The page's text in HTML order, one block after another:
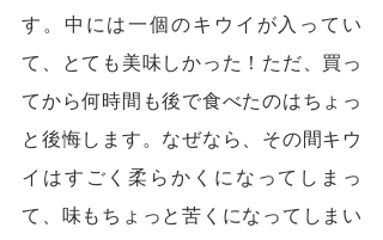
す。中には一個のキウイが入ってい
て、とても美味しかった！ただ、買っ
てから何時間も後で食べたのはちょっ
と後悔します。なぜなら、その間キウ
イはすごく柔らかくになってしまっ
て、味もちょっと苦くになってしまい